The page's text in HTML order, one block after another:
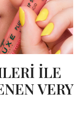
İLE
VERY